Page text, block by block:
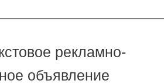
рекламно-
объявление